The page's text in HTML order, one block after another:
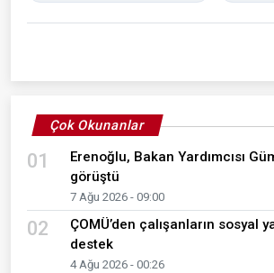
Çok Okunanlar
01
Erenoğlu, Bakan Yardımcısı
görüştü
7 Ağu 2026 - 09:00
02
ÇOMÜ’den çalışanların sosyal
destek
4 Ağu 2026 - 00:26